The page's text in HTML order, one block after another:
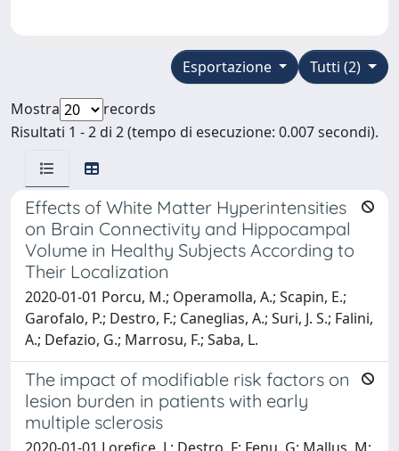
Tutti (2)
Esportazione
Mostra
records
Risultati 1 - 2 di 2 (tempo di esecuzione: 0.007 secondi).
Effects of White Matter Hyperintensities
on Brain Connectivity and Hippocampal
Volume in Healthy Subjects According to
Their Localization
2020-01-01 Porcu, M.; Operamolla, A.; Scapin, E.;
Garofalo, P.; Destro, F.; Caneglias, A.; Suri, J. S.; Falini,
A.; Defazio, G.; Marrosu, F.; Saba, L.
The impact of modifiable risk factors on
lesion burden in patients with early
multiple sclerosis